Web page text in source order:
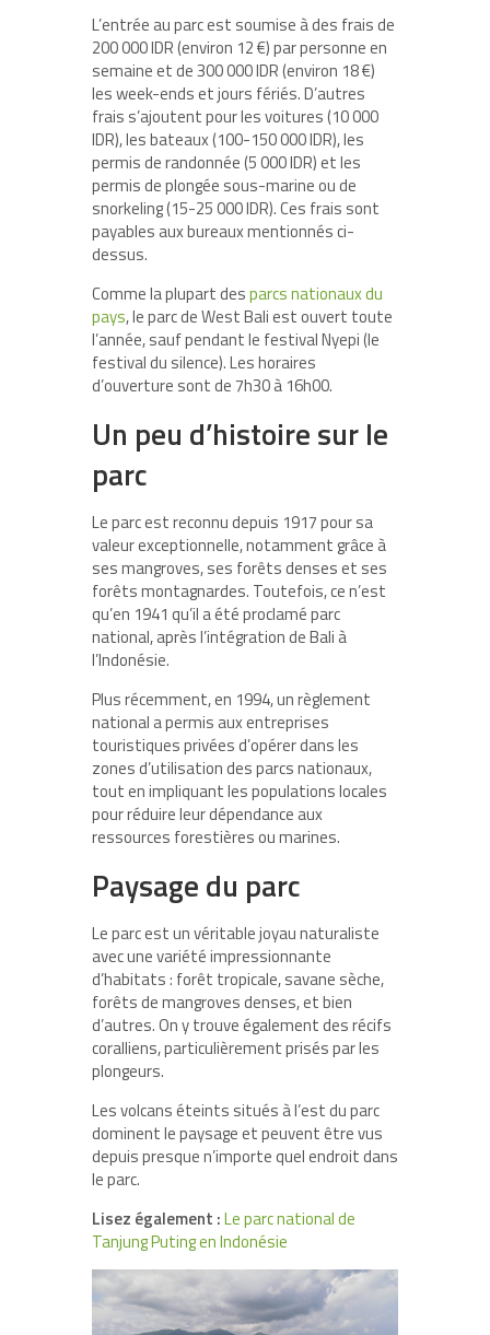
L’entrée au parc est soumise à des frais de
200 000 IDR (environ 12 €) par personne en
semaine et de 300 000 IDR (environ 18 €)
les week-ends et jours fériés. D’autres
frais s’ajoutent pour les voitures (10 000
IDR), les bateaux (100-150 000 IDR), les
permis de randonnée (5 000 IDR) et les
permis de plongée sous-marine ou de
snorkeling (15-25 000 IDR). Ces frais sont
payables aux bureaux mentionnés ci-
dessus.
Comme la plupart desparcs nationaux du
pays, le parc de West Bali est ouvert toute
l’année, sauf pendant le festival Nyepi (le
festival du silence). Les horaires
d’ouverture sont de 7h30 à 16h00.
Un peu d’histoire sur le
parc
Le parc est reconnu depuis 1917 pour sa
valeur exceptionnelle, notamment grâce à
ses mangroves, ses forêts denses et ses
forêts montagnardes. Toutefois, ce n’est
qu’en 1941 qu’il a été proclamé parc
national, après l’intégration de Bali à
l’Indonésie.
Plus récemment, en 1994, un règlement
national a permis aux entreprises
touristiques privées d’opérer dans les
zones d’utilisation des parcs nationaux,
tout en impliquant les populations locales
pour réduire leur dépendance aux
ressources forestières ou marines.
Paysage du parc
Le parc est un véritable joyau naturaliste
avec une variété impressionnante
d’habitats : forêt tropicale, savane sèche,
forêts de mangroves denses, et bien
d’autres. On y trouve également des récifs
coralliens, particulièrement prisés par les
plongeurs.
Les volcans éteints situés à l’est du parc
dominent le paysage et peuvent être vus
depuis presque n’importe quel endroit dans
le parc.
Lisez également :Le parc national de
Tanjung Puting en Indonésie